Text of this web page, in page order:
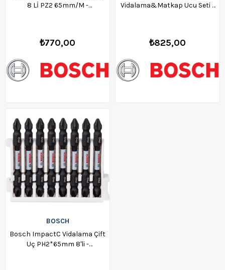
8 Lİ PZ2 65mm/M -
₺770,00
Vidalama&Matkap Ucu Seti -
₺825,00
BOSCH
Bosch ImpactC Vidalama Çift
Uç PH2*65mm 8'li -